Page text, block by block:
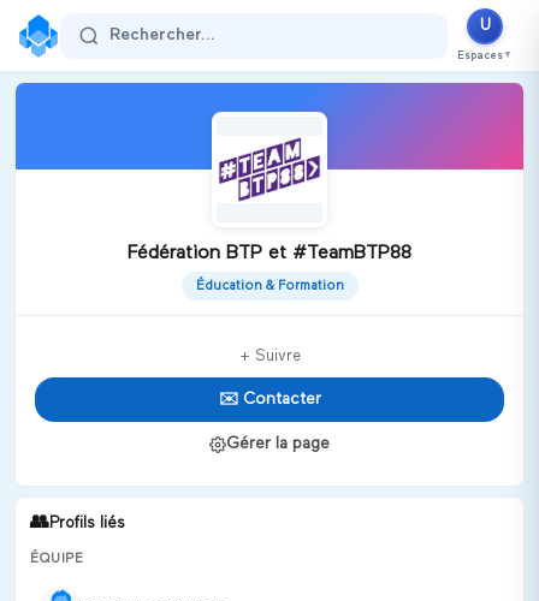
Rechercher...
U
Espaces ▼
Fédération BTP et #TeamBTP88
Éducation & Formation
+ Suivre
✉️ Contacter
Gérer la page
👥Profils liés
ÉQUIPE